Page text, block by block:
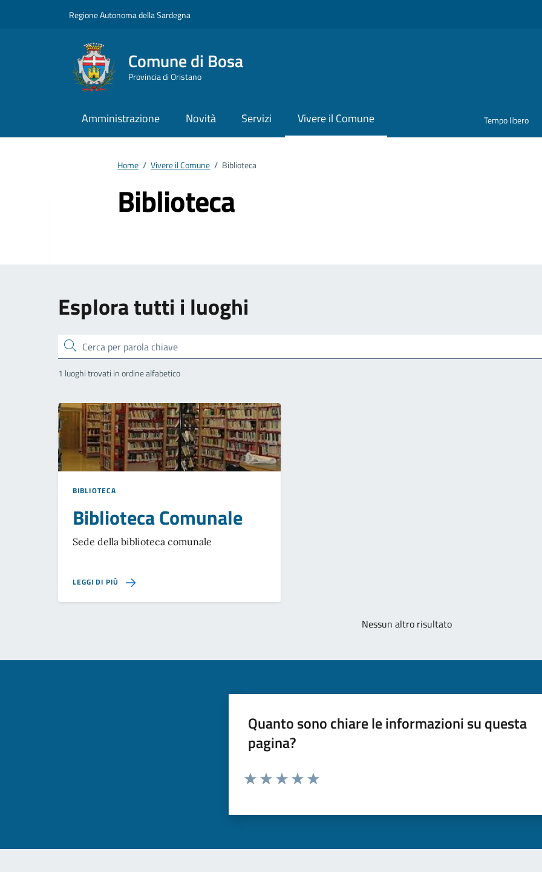
Regione Autonoma della Sardegna
Comune di Bosa
Provincia di Oristano
Amministrazione Novità Servizi Vivere il Comune Tempo libero
Home / Vivere il Comune / Biblioteca
Biblioteca
Esplora tutti i luoghi
Cerca
1 luoghi trovati in ordine alfabetico
BIBLIOTECA
Biblioteca Comunale
Sede della biblioteca comunale
LEGGI DI PIÙ SU BIBLIOTECA COMUNALE
Nessun altro risultato
Quanto sono chiare le informazioni su questa
pagina?